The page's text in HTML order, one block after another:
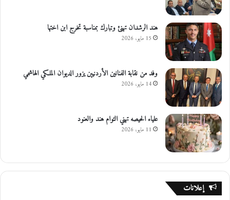
هند الرشدان تهنئ وتبارك بمناسبة تخرج ابن اختها
15 مايو، 2026
وفد من نقابة الفنانين الأردنيين يزور الديوان الملكي الهاشمي
14 مايو، 2026
علياء الحيصه تهني التوام هند والعنود
11 مايو، 2026
إعلانات